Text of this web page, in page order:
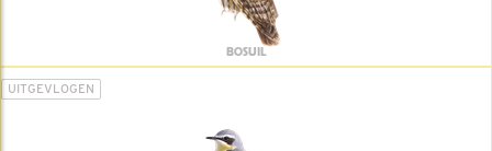
BOSUIL
UITGEVLOGEN